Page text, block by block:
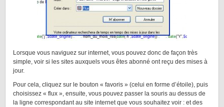
Lorsque vous naviguez sur internet, vous pouvez donc de façon très
simple, voir si les sites auxquels vous êtes abonné ont reçu des mises à
jour.
Pour cela, cliquez sur le bouton « favoris » (celui en forme d’étoile), puis
choisissez « flux », ensuite, vous pouvez passer la souris au dessus de
la ligne correspondant au site internet que vous souhaitez voir : et des